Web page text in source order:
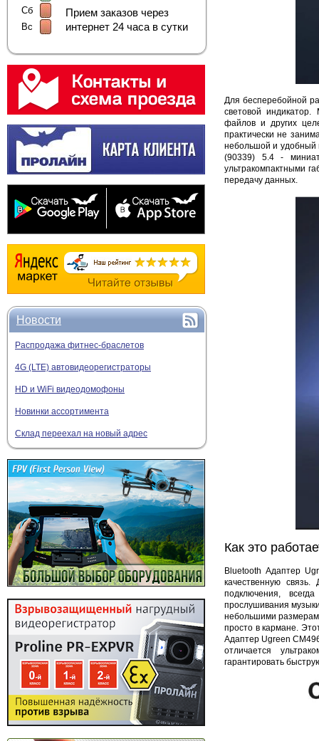
Сб
Вс
Прием заказов через
интернет 24 часа в сутки
Новости
Распродажа фитнес-браслетов
4G (LTE) автовидеорегистраторы
HD и WiFi видеодомофоны
Новинки ассортимента
Склад переехал на новый адрес
Для бесперебойной
световой
файлов и других
практически не
небольшой и удобный
(90339) 5.4 -
ультракомпактными
передачу данных.
Как это
BluetoothАдаптер
качественную
подключения,
прослушивания
небольшими
просто в кармане.
Адаптер Ugreen
отличается
гарантировать